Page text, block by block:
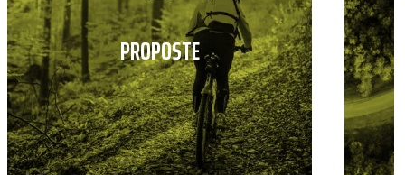
PROPOSTE